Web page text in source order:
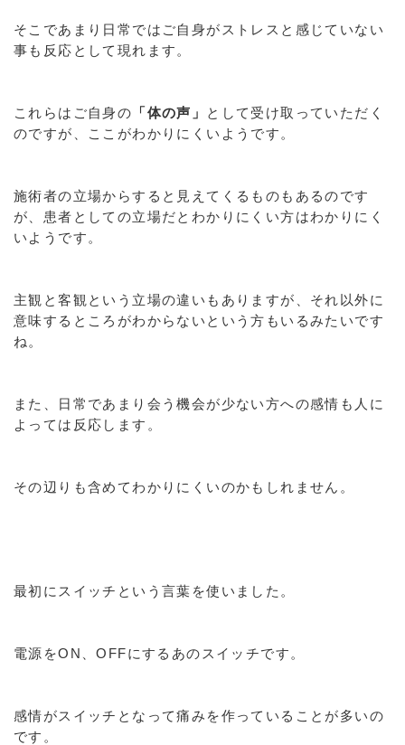
そこであまり日常ではご自身がストレスと感じていない
事も反応として現れます。
これらはご自身の 「体の声」
として受け取っていただく
のですが、ここがわかりにくいようです。
施術者の立場からすると見えてくるものもあるのです
が、患者としての立場だとわかりにくい方はわかりにく
いようです。
主観と客観という立場の違いもありますが、それ以外に
意味するところがわからないという方もいるみたいです
ね。
また、日常であまり会う機会が少ない方への感情も人に
よっては反応します。
その辺りも含めてわかりにくいのかもしれません。
最初にスイッチという言葉を使いました。
電源をON、OFFにするあのスイッチです。
感情がスイッチとなって痛みを作っていることが多いの
です。